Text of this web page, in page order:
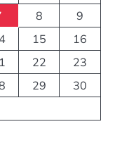
8
9
15
16
22
23
29
30